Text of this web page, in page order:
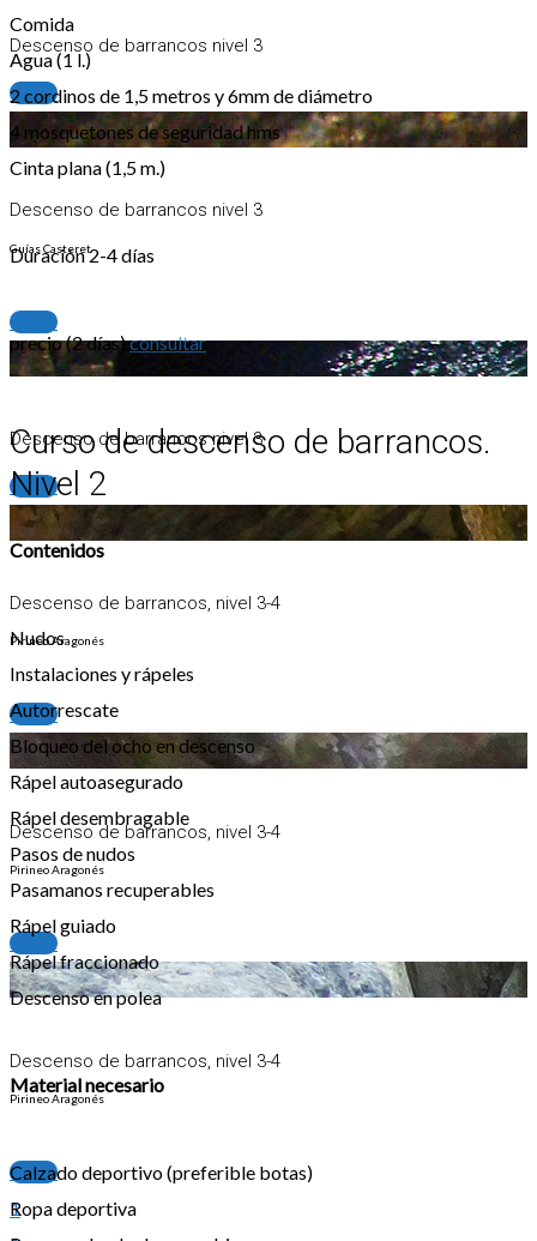
Descenso de barrancos nivel 3
+info
Descenso de barrancos nivel 3
Guías Casteret
+info
Descenso de barrancos nivel 3
+info
Descenso de barrancos, nivel 3-4
Pirineo Aragonés
+info
Descenso de barrancos, nivel 3-4
Pirineo Aragonés
+info
Descenso de barrancos, nivel 3-4
Pirineo Aragonés
+info
1
Comida
Agua (1 l.)
2 cordinos de 1,5 metros y 6mm de diámetro
4 mosquetones de seguridad hms
Cinta plana (1,5 m.)
Duración 2-4 días
precio (2 días)consultar
Curso de descenso de barrancos.
Nivel 2
Contenidos
Nudos
Instalaciones y rápeles
Autorrescate
Bloqueo del ocho en descenso
Rápel autoasegurado
Rápel desembragable
Pasos de nudos
Pasamanos recuperables
Rápel guiado
Rápel fraccionado
Descenso en polea
Material necesario
Calzado deportivo (preferible botas)
Ropa deportiva